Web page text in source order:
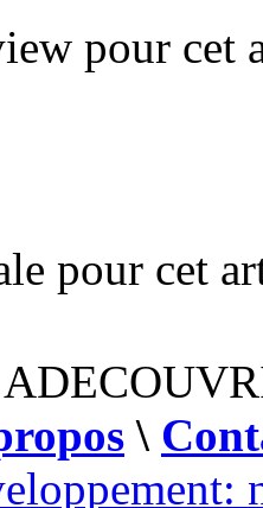
pour cet
pour cet
\